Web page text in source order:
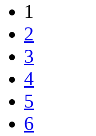
1
2
3
4
5
6